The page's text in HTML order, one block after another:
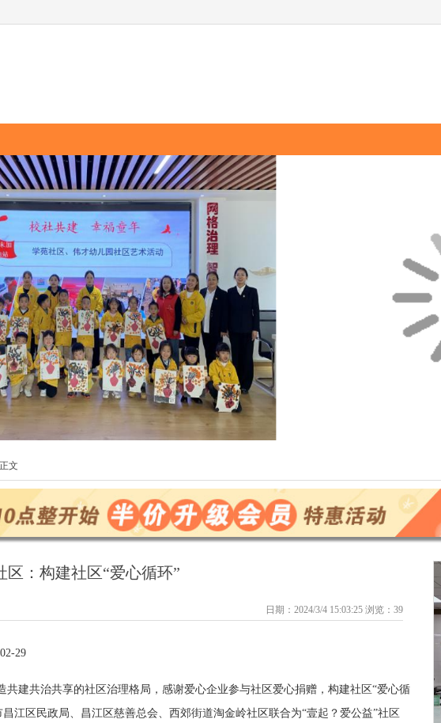
文
区：构建社区“爱心循环”
日期：2024/3/4 15:03:25 浏览： 39
29
共建共治共享的社区治理格局，感谢爱心企业参与社区爱心捐赠，构建社区“爱心循
江区民政局、昌江区慈善总会、西郊街道淘金岭社区联合为“壹起？爱公益”社区